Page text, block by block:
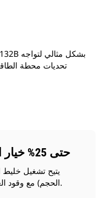
تحديات محطة
حتى 25% خيار الوقود المخلوط بالهيدروجين
الحجم) مع وقود الغاز الطبيعي الممدود عبر خطوط الأنابيب.